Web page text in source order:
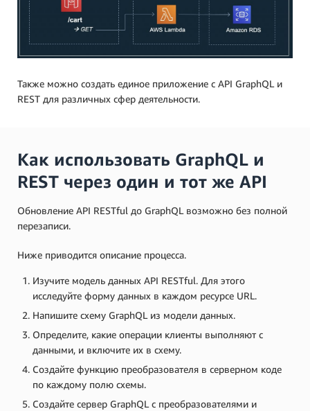
Также можно создать единое приложение с API GraphQL и
REST для различных сфер деятельности.
Как использовать GraphQL и
REST через один и тот же API
Обновление API RESTful до GraphQL возможно без полной
перезаписи.
Ниже приводится описание процесса.
Изучите модель данных API RESTful. Для этого
исследуйте форму данных в каждом ресурсе URL.
Напишите схему GraphQL из модели данных.
Определите, какие операции клиенты выполняют с
данными, и включите их в схему.
Создайте функцию преобразователя в серверном коде
по каждому полю схемы.
Создайте сервер GraphQL с преобразователями и